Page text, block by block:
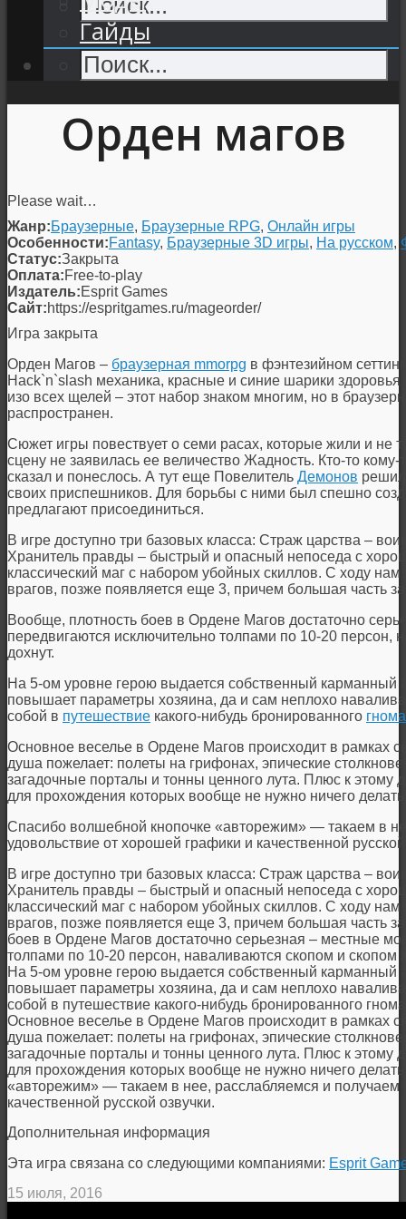
Гайды
Орден магов
Please wait…
Жанр:Браузерные, Браузерные RPG, Онлайн игры
Особенности:Fantasy, Браузерные 3D игры, На русском,
Статус:Закрыта
Оплата:Free-to-play
Издатель:Esprit Games
Сайт:https://espritgames.ru/mageorder/
Игра закрыта
Орден Магов – браузерная mmorpg в фэнтезийном
Hack`n`slash механика, красные и синие шарики
изо всех щелей – этот набор знаком многим, но в
распространен.
Сюжет игры повествует о семи расах, которые жили и не
сцену не заявилась ее величество Жадность. Кто-то кому-
сказал и понеслось. А тут еще Повелитель Демонов
своих приспешников. Для борьбы с ними был спешно
предлагают присоединиться.
В игре доступно три базовых класса: Страж царства –
Хранитель правды – быстрый и опасный непоседа с
классический маг с набором убойных скиллов. С ходу
врагов, позже появляется еще 3, причем большая часть
Вообще, плотность боев в Ордене Магов достаточно
передвигаются исключительно толпами по 10-20 персон,
дохнут.
На 5-ом уровне герою выдается собственный карманный
повышает параметры хозяина, да и сам неплохо
собой в путешествие какого-нибудь бронированного гнома
Основное веселье в Ордене Магов происходит в рамках
душа пожелает: полеты на грифонах, эпические
загадочные порталы и тонны ценного лута. Плюс к этому
для прохождения которых вообще не нужно ничего
Спасибо волшебной кнопочке «авторежим» — такаем в
удовольствие от хорошей графики и качественной русской
В игре доступно три базовых класса: Страж царства –
Хранитель правды – быстрый и опасный непоседа с
классический маг с набором убойных скиллов. С ходу
врагов, позже появляется еще 3, причем большая часть
боев в Ордене Магов достаточно серьезная – местные
толпами по 10-20 персон, наваливаются скопом и скопом
На 5-ом уровне герою выдается собственный карманный
повышает параметры хозяина, да и сам неплохо
собой в путешествие какого-нибудь бронированного
Основное веселье в Ордене Магов происходит в рамках
душа пожелает: полеты на грифонах, эпические
загадочные порталы и тонны ценного лута. Плюс к этому
для прохождения которых вообще не нужно ничего
«авторежим» — такаем в нее, расслабляемся и получаем
качественной русской озвучки.
Дополнительная информация
Эта игра связана со следующими компаниями: Esprit
15 июля, 2016